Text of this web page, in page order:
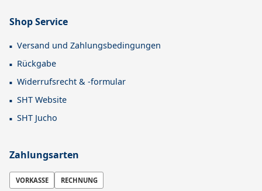
Shop Service
Versand und Zahlungsbedingungen
Rückgabe
Widerrufsrecht & -formular
SHT Website
SHT Jucho
Zahlungsarten
VORKASSE RECHNUNG